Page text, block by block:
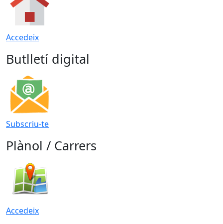
Accedeix
Butlletí digital
Subscriu-te
Plànol / Carrers
Accedeix